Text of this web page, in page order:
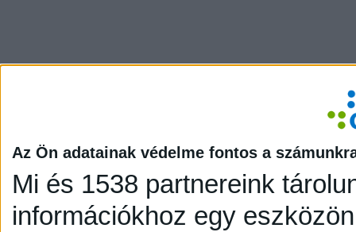
Az Ön adatainak védelme fontos a
Mi és 1538 partnereink
információkhoz egy